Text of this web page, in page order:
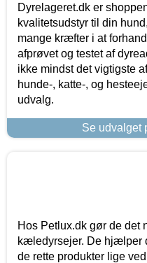
Dyrelageret.dk er
kvalitetsudstyr til din
mange kræfter i at
afprøvet og testet af
ikke mindst det vigtigste
hunde-, katte-, og
udvalg.
Se udvalget
Hos Petlux.dk gør de det
kæledyrsejer. De hjælper
de rette produkter lige